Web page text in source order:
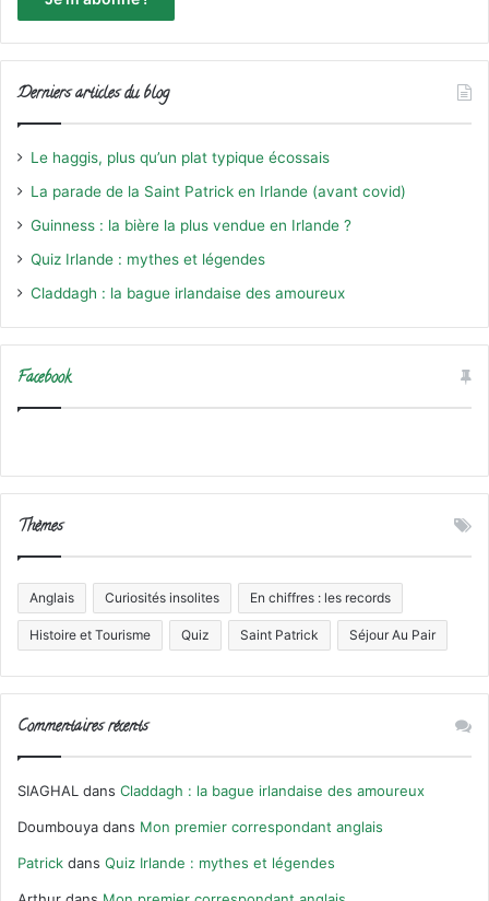
Derniers articles du blog
Le haggis, plus qu’un plat typique écossais
La parade de la Saint Patrick en Irlande (avant covid)
Guinness : la bière la plus vendue en Irlande ?
Quiz Irlande : mythes et légendes
Claddagh : la bague irlandaise des amoureux
Facebook
Thèmes
Anglais Curiosités insolites En chiffres : les records
Histoire et Tourisme Quiz Saint Patrick Séjour Au Pair
Commentaires récents
SIAGHAL dans Claddagh : la bague irlandaise des amoureux
Doumbouya dans Mon premier correspondant anglais
Patrick dans Quiz Irlande : mythes et légendes